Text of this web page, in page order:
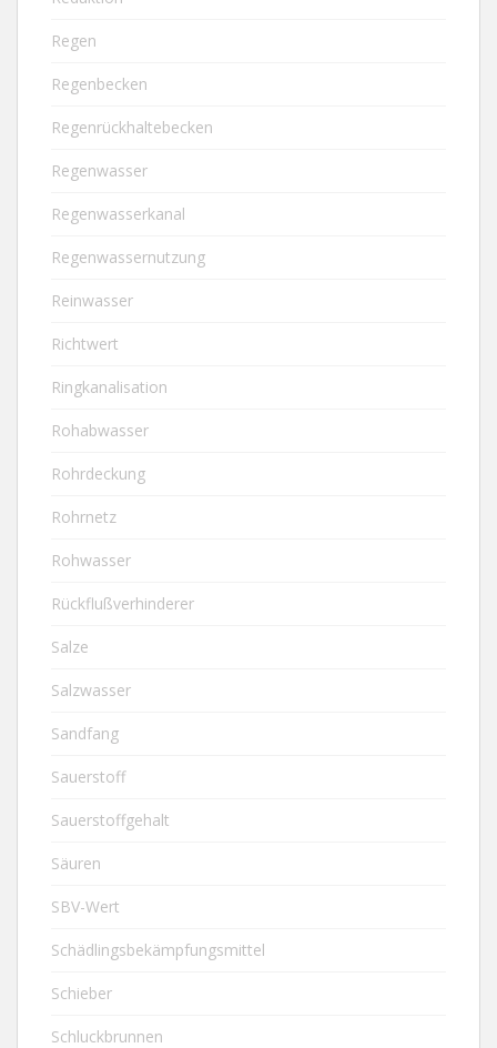
Regen
Regenbecken
Regenrückhaltebecken
Regenwasser
Regenwasserkanal
Regenwassernutzung
Reinwasser
Richtwert
Ringkanalisation
Rohabwasser
Rohrdeckung
Rohrnetz
Rohwasser
Rückflußverhinderer
Salze
Salzwasser
Sandfang
Sauerstoff
Sauerstoffgehalt
Säuren
SBV-Wert
Schädlingsbekämpfungsmittel
Schieber
Schluckbrunnen